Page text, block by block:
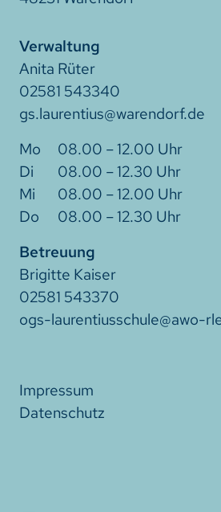
Verwaltung
Anita Rüter
02581 543340
gs.laurentius@warendorf.de
08.00 – 12.00 Uhr
08.00 – 12.30 Uhr
08.00 – 12.00 Uhr
08.00 – 12.30 Uhr
Betreuung
Brigitte Kaiser
02581 543370
ogs-laurentiusschule@awo-
Impressum
Datenschutz